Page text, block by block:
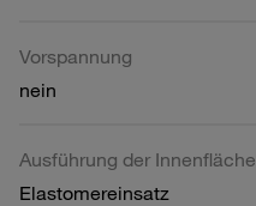
Vorspannung
nein
Ausführung der Innenfläche
Elastomereinsatz